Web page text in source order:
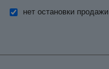
нет остановки продажи